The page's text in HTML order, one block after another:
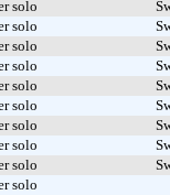
solo
solo
solo
solo
solo
solo
solo
solo
solo
solo